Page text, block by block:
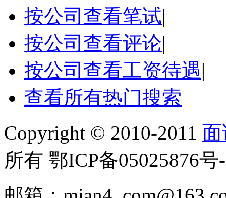
按公司查看笔试|
按公司查看评论|
按公司查看工资待遇|
查看所有热门搜索
Copyright © 2010-2011
所有 鄂ICP备05025876号